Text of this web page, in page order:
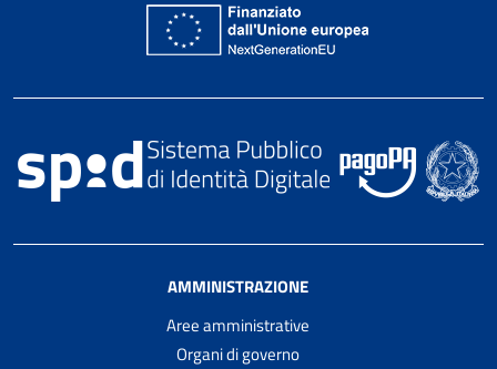
AMMINISTRAZIONE
Aree amministrative
Organi di governo